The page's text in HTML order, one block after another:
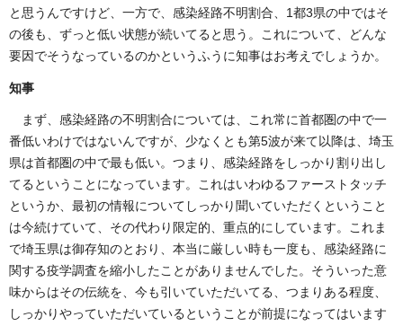
と思うんですけど、一方で、感染経路不明割合、1都3県の中ではそ
の後も、ずっと低い状態が続いてると思う。これについて、どんな
要因でそうなっているのかというふうに知事はお考えでしょうか。
知事
まず、感染経路の不明割合については、これ常に首都圏の中で一
番低いわけではないんですが、少なくとも第5波が来て以降は、埼玉
県は首都圏の中で最も低い。つまり、感染経路をしっかり割り出し
てるということになっています。これはいわゆるファーストタッチ
というか、最初の情報についてしっかり聞いていただくということ
は今続けていて、その代わり限定的、重点的にしています。これま
で埼玉県は御存知のとおり、本当に厳しい時も一度も、感染経路に
関する疫学調査を縮小したことがありませんでした。そういった意
味からはその伝統を、今も引いていただいてる、つまりある程度、
しっかりやっていただいているということが前提になってはいます